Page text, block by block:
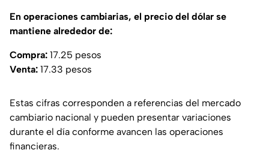
En operaciones cambiarias, el precio del dólar se
mantiene alrededor de:
Compra: 17.25 pesos
Venta: 17.33 pesos
Estas cifras corresponden a referencias del mercado
cambiario nacional y pueden presentar variaciones
durante el día conforme avancen las operaciones
financieras.